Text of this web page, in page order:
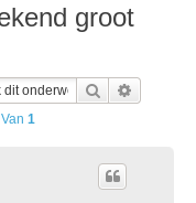
groot
Zoek
1